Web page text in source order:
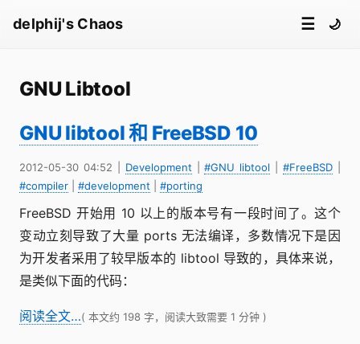
delphij's Chaos ☰ 🌙
GNU Libtool
GNU libtool 和 FreeBSD 10
2012-05-30 04:52 Development |#GNU libtool |#FreeBSD
#compiler
#development #porting
FreeBSD 开始用 10 以上的版本号有一段时间了。这个
变动立刻导致了大量 ports 无法编译，多数情况下是因
为开发者采用了较早版本的 libtool 导致的，具体来说，
是类似下面的代码：
阅读全文…( 本文约 198 字，阅读大致需要 1 分钟 )